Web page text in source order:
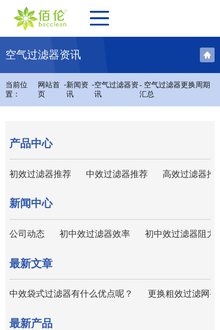
空气过滤器资讯
当前位
置：
网站首
页
-新闻资
讯
-空气过滤器资
讯
- 空气过滤器更换周期
汇总
产品中心
初效过滤器推荐 中效过滤器推荐 高效过滤器推
新闻中心
公司动态 初中效过滤器效率 初中效过滤器阻力
最新文章
中效袋式过滤器有什么优点呢？ 更换粗效过滤网
最新产品